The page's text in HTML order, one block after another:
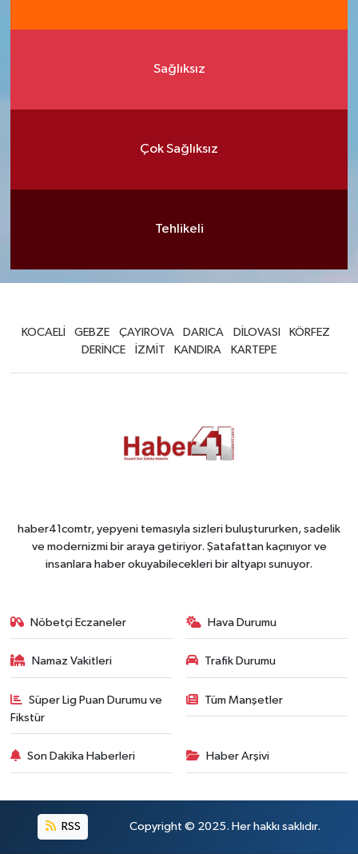
Sağlıksız
Çok Sağlıksız
Tehlikeli
KOCAELİ GEBZE ÇAYIROVA DARICA DİLOVASI
KÖRFEZ
DERİNCE
İZMİT KANDIRA KARTEPE
haber41comtr, yepyeni temasıyla sizleri buluştururken, sadelik
ve modernizmi bir araya getiriyor. Şatafattan kaçınıyor ve
insanlara haber okuyabilecekleri bir altyapı sunuyor.
Nöbetçi Eczaneler Hava Durumu
Namaz Vakitleri Trafik Durumu
Süper Lig Puan Durumu ve
Fikstür
Tüm Manşetler
Son Dakika Haberleri Haber Arşivi
RSS Copyright © 2025. Her hakkı saklıdır.